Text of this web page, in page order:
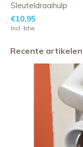
Sleuteldraaihulp
€10,95
Incl. btw
Recente artikelen